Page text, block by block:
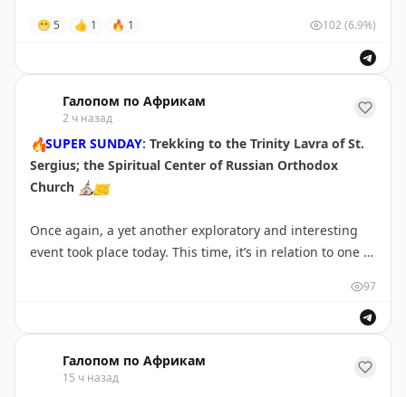
😁 5 👍 1 🔥 1 102 (6.9%)
Галопом по Африкам
2 ч назад
🔥SUPER SUNDAY: Trekking to the Trinity Lavra of St.
Sergius; the Spiritual Center of Russian Orthodox
Church ⛪️🤝
Once again, a yet another exploratory and interesting
event took place today. This time, it’s in relation to one of
I joined colleague bloggers amongst the Russian-
African fraternity and other like-minded individuals to
trek to the premier and the most important historical
97
Галопом по Африкам
15 ч назад